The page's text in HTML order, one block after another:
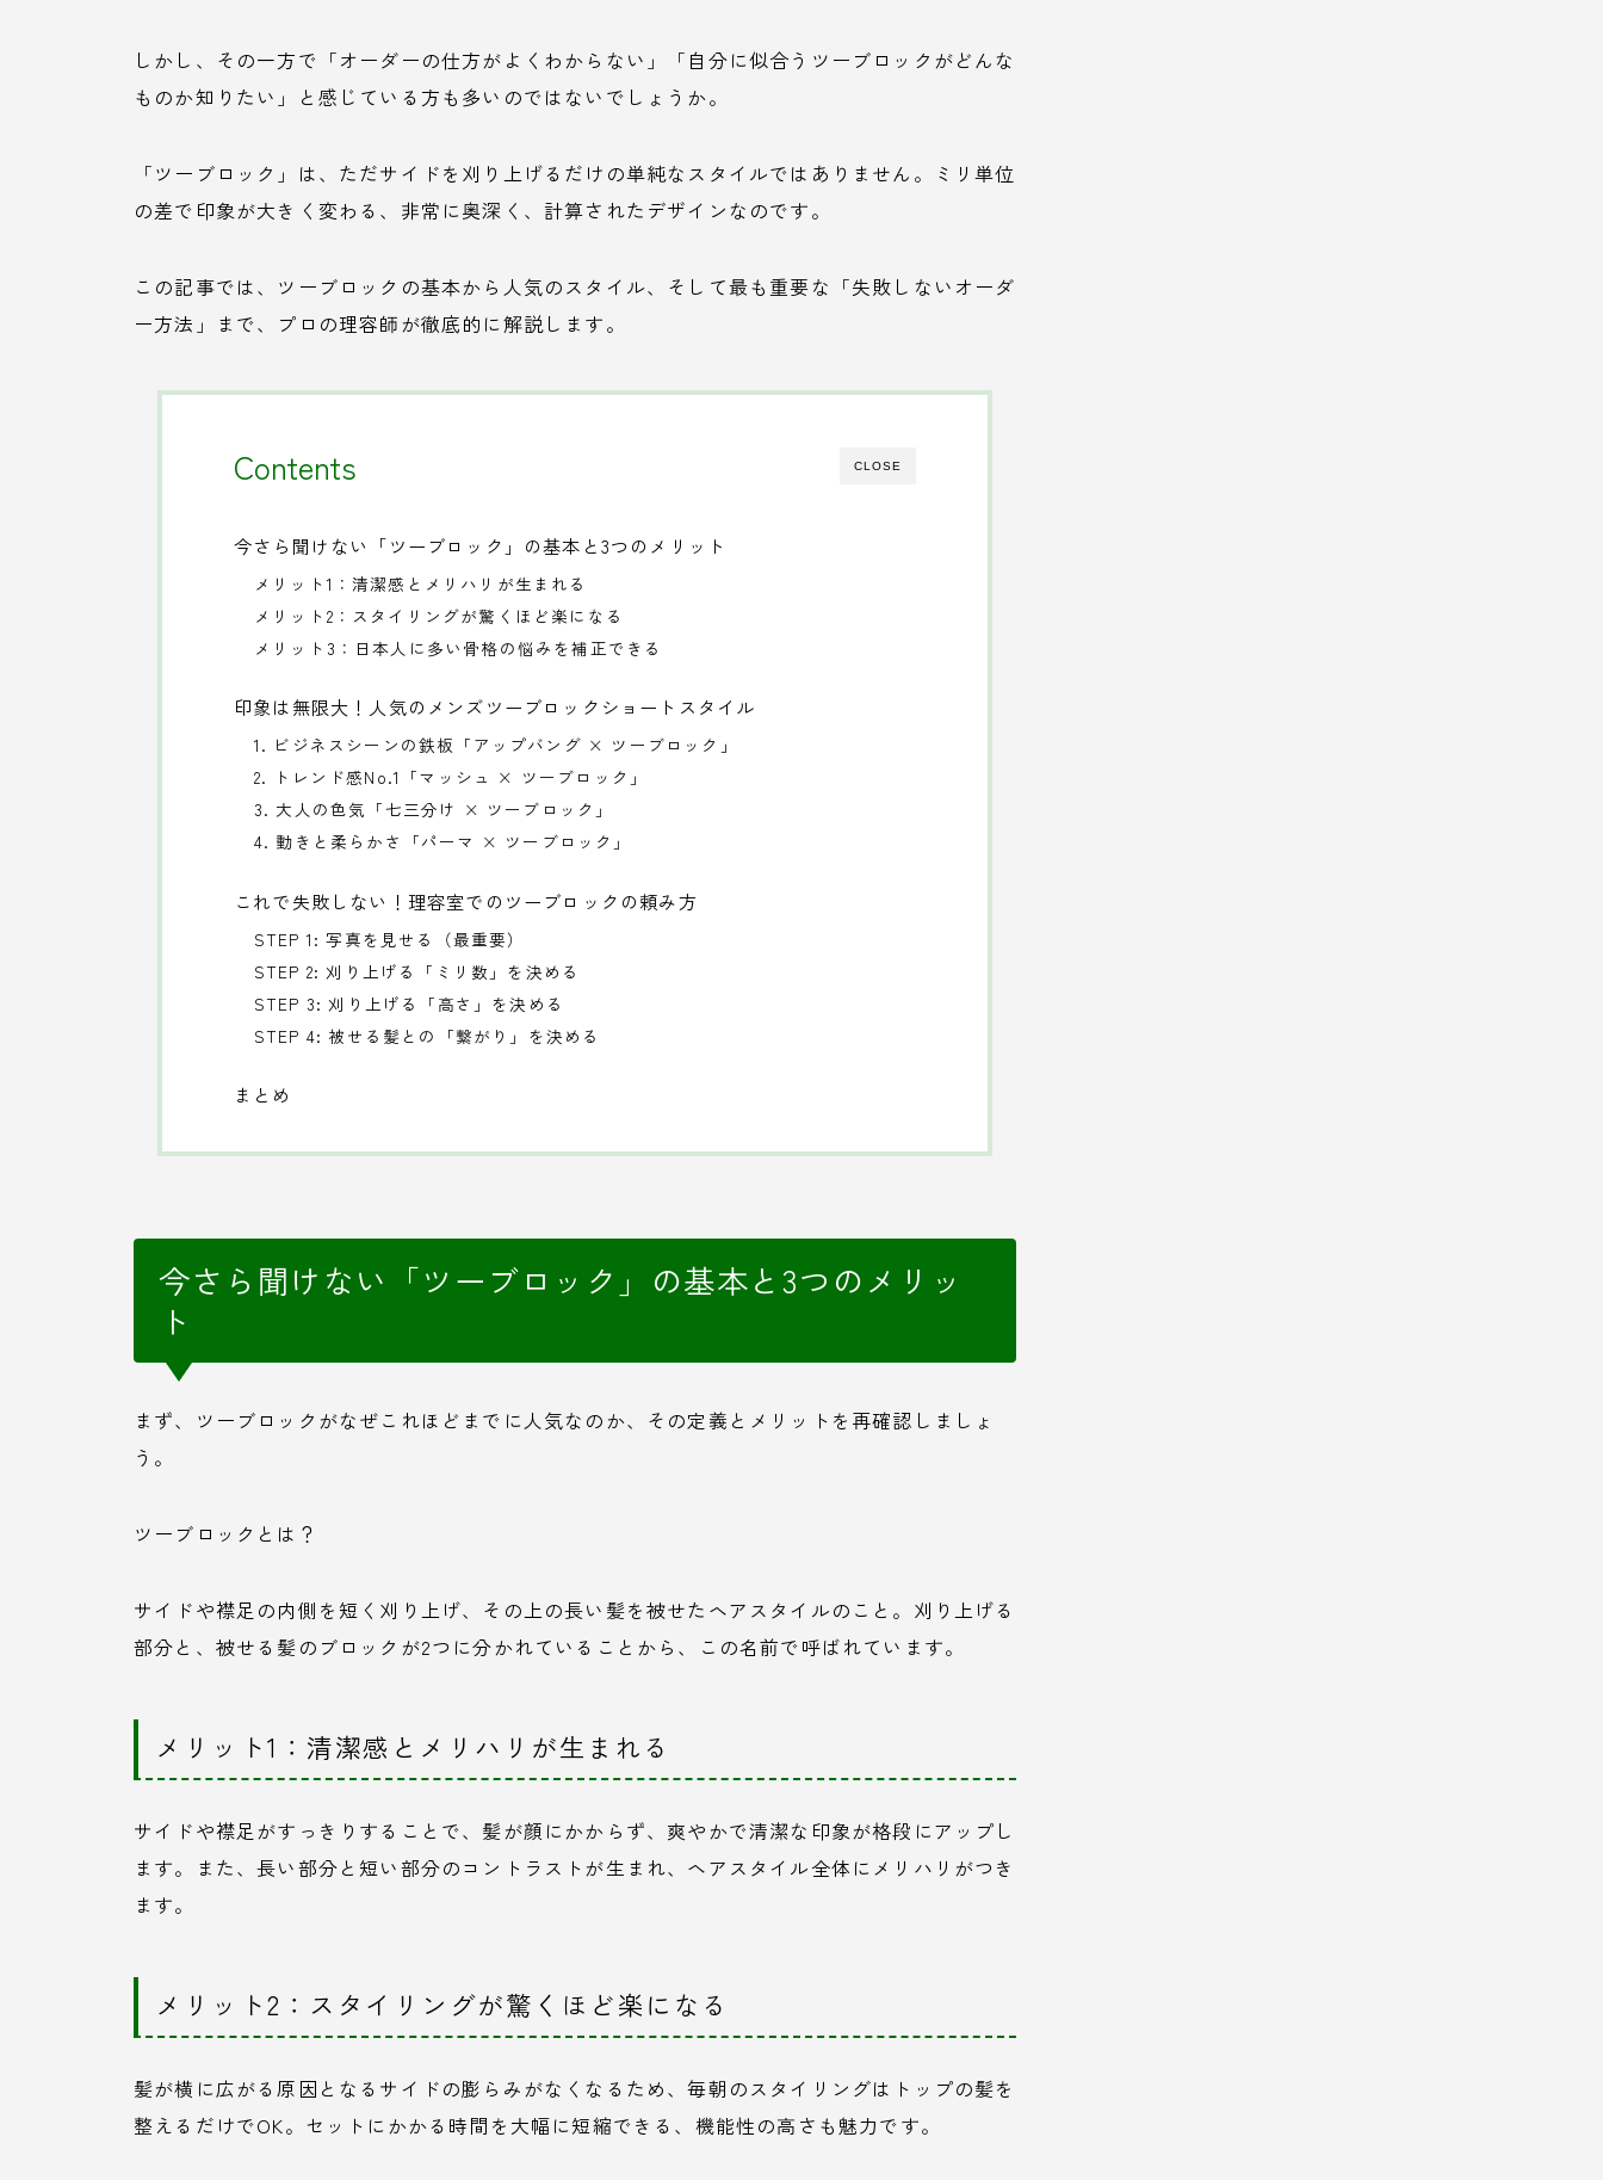
しかし、その一方で「オーダーの仕方がよくわからない」「自分に似合うツーブロックがどんな
ものか知りたい」と感じている方も多いのではないでしょうか。
「ツーブロック」は、ただサイドを刈り上げるだけの単純なスタイルではありません。ミリ単位
の差で印象が大きく変わる、非常に奥深く、計算されたデザインなのです。
この記事では、ツーブロックの基本から人気のスタイル、そして最も重要な「失敗しないオーダ
ー方法」まで、プロの理容師が徹底的に解説します。
CLOSE
Contents
今さら聞けない「ツーブロック」の基本と3つのメリット
メリット1：清潔感とメリハリが生まれる
メリット2：スタイリングが驚くほど楽になる
メリット3：日本人に多い骨格の悩みを補正できる
印象は無限大！人気のメンズツーブロックショートスタイル
1. ビジネスシーンの鉄板「アップバング × ツーブロック」
2. トレンド感No.1「マッシュ × ツーブロック」
3. 大人の色気「七三分け × ツーブロック」
4. 動きと柔らかさ「パーマ × ツーブロック」
これで失敗しない！理容室でのツーブロックの頼み方
STEP 1: 写真を見せる（最重要）
STEP 2: 刈り上げる「ミリ数」を決める
STEP 3: 刈り上げる「高さ」を決める
STEP 4: 被せる髪との「繋がり」を決める
まとめ
今さら聞けない「ツーブロック」の基本と3つのメリッ
ト
まず、ツーブロックがなぜこれほどまでに人気なのか、その定義とメリットを再確認しましょ
う。
ツーブロックとは？
サイドや襟足の内側を短く刈り上げ、その上の長い髪を被せたヘアスタイルのこと。刈り上げる
部分と、被せる髪のブロックが2つに分かれていることから、この名前で呼ばれています。
メリット1：清潔感とメリハリが生まれる
サイドや襟足がすっきりすることで、髪が顔にかからず、爽やかで清潔な印象が格段にアップし
ます。また、長い部分と短い部分のコントラストが生まれ、ヘアスタイル全体にメリハリがつき
ます。
メリット2：スタイリングが驚くほど楽になる
髪が横に広がる原因となるサイドの膨らみがなくなるため、毎朝のスタイリングはトップの髪を
整えるだけでOK。セットにかかる時間を大幅に短縮できる、機能性の高さも魅力です。